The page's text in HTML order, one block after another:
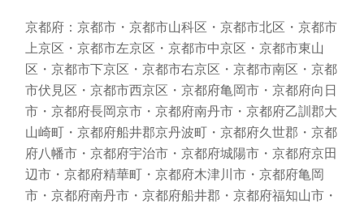
京都府：京都市・京都市山科区・京都市北区・京都市
上京区・京都市左京区・京都市中京区・京都市東山
区・京都市下京区・京都市右京区・京都市南区・京都
市伏見区・京都市西京区・京都府亀岡市・京都府向日
市・京都府長岡京市・京都府南丹市・京都府乙訓郡大
山崎町・京都府船井郡京丹波町・京都府久世郡・京都
府八幡市・京都府宇治市・京都府城陽市・京都府京田
辺市・京都府精華町・京都府木津川市・京都府亀岡
市・京都府南丹市・京都府船井郡・京都府福知山市・